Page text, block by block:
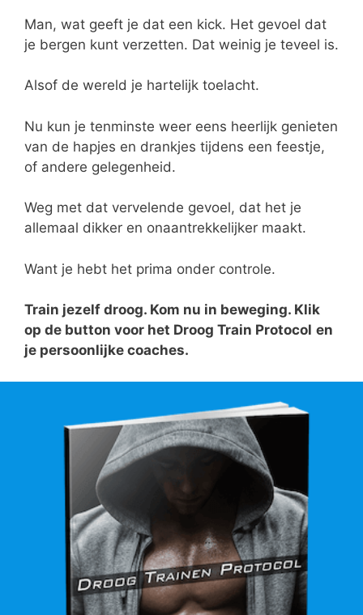
Man, wat geeft je dat een kick. Het gevoel dat
je bergen kunt verzetten. Dat weinig je teveel is.
Alsof de wereld je hartelijk toelacht.
Nu kun je tenminste weer eens heerlijk genieten
van de hapjes en drankjes tijdens een feestje,
of andere gelegenheid.
Weg met dat vervelende gevoel, dat het je
allemaal dikker en onaantrekkelijker maakt.
Want je hebt het prima onder controle.
Train jezelf droog. Kom nu in beweging. Klik
op de button voor het Droog Train Protocol en
je persoonlijke coaches.